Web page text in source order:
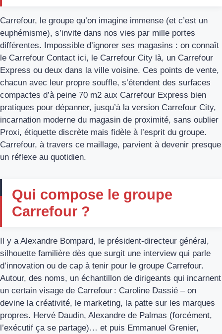
Carrefour, le groupe qu’on imagine immense (et c’est un
euphémisme), s’invite dans nos vies par mille portes
différentes. Impossible d’ignorer ses magasins : on connaît
le Carrefour Contact ici, le Carrefour City là, un Carrefour
Express ou deux dans la ville voisine. Ces points de vente,
chacun avec leur propre souffle, s’étendent des surfaces
compactes d’à peine 70 m2 aux Carrefour Express bien
pratiques pour dépanner, jusqu’à la version Carrefour City,
incarnation moderne du magasin de proximité, sans oublier
Proxi, étiquette discrète mais fidèle à l’esprit du groupe.
Carrefour, à travers ce maillage, parvient à devenir presque
un réflexe au quotidien.
Qui compose le groupe
Carrefour ?
Il y a Alexandre Bompard, le président-directeur général,
silhouette familière dès que surgit une interview qui parle
d’innovation ou de cap à tenir pour le groupe Carrefour.
Autour, des noms, un échantillon de dirigeants qui incarnent
un certain visage de Carrefour : Caroline Dassié – on
devine la créativité, le marketing, la patte sur les marques
propres. Hervé Daudin, Alexandre de Palmas (forcément,
l’exécutif ça se partage)… et puis Emmanuel Grenier,